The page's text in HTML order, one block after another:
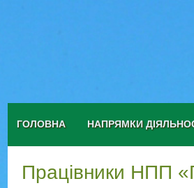
ГОЛОВНА НАПРЯМКИ
Працівники НПП